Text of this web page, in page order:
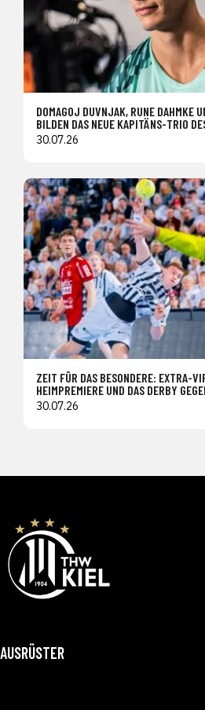
DOMAGOJ DUVNJAK, RUNE DAHMKE
BILDEN DAS NEUE KAPITÄNS-TRIO
30.07.26
ZEIT FÜR DAS BESONDERE: EXTRA-
HEIMPREMIERE UND DAS DERBY
30.07.26
AUSRÜSTER